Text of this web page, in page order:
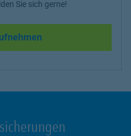
Sie sich gerne!